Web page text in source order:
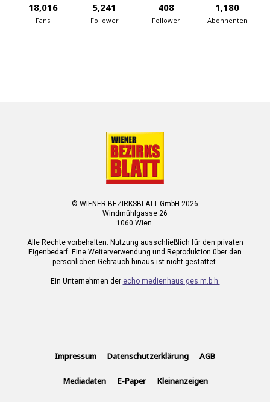
18,016
Fans
5,241
Follower
408
Follower
1,180
Abonnenten
© WIENER BEZIRKSBLATT GmbH 2026
Windmühlgasse 26
1060 Wien.
Alle Rechte vorbehalten. Nutzung ausschließlich für den privaten
Eigenbedarf. Eine Weiterverwendung und Reproduktion über den
persönlichen Gebrauch hinaus ist nicht gestattet.
Ein Unternehmen der echo medienhaus ges.m.b.h.
Impressum Datenschutzerklärung AGB
Mediadaten E-Paper Kleinanzeigen